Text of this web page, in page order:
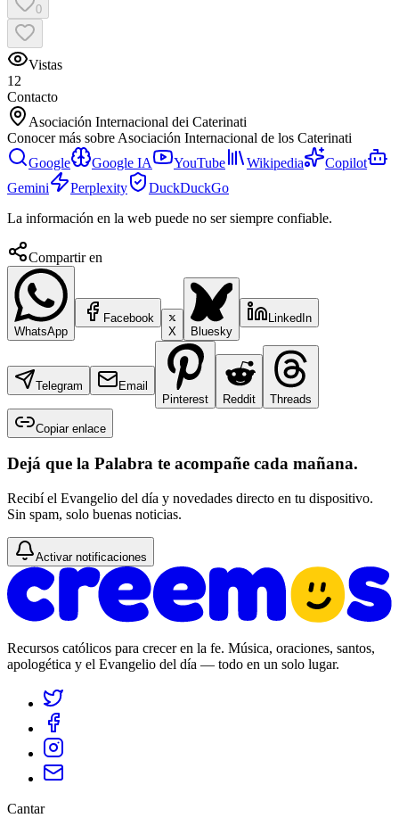
0
Vistas
12
Contacto
Asociación Internacional dei Caterinati
Conocer más sobre Asociación Internacional de los Caterinati
Google
Google IA YouTube Wikipedia
Copilot
Gemini
Perplexity
DuckDuckGo
La información en la web puede no ser siempre confiable.
Compartir en
WhatsApp
Facebook
X
Bluesky
LinkedIn
Telegram
Email
Pinterest
Reddit Threads
Copiar enlace
Dejá que la Palabra te acompañe cada mañana.
Recibí el Evangelio del día y novedades directo en tu dispositivo.
Sin spam, solo buenas noticias.
Activar notificaciones
Recursos católicos para crecer en la fe. Música, oraciones, santos,
apologética y el Evangelio del día — todo en un solo lugar.
Cantar